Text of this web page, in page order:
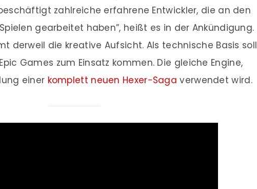
zahlreiche erfahrene Entwickler, die an den
gearbeitet haben”, heißt es in der Ankündigung.
derweil die kreative Aufsicht. Als technische Basis soll
Games zum Einsatz kommen. Die gleiche Engine,
einer komplett neuen Hexer-Saga verwendet wird.